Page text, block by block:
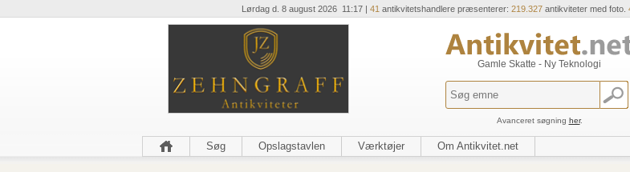
Lørdag d. 8 august 2026 11:17 | 41 antikvitetshandlere præsenterer: 219.327 antikviteter med foto.
Gamle Skatte - Ny Teknologi
Avanceret søgning her.
Søg Opslagstavlen Værktøjer Om Antikvitet.net